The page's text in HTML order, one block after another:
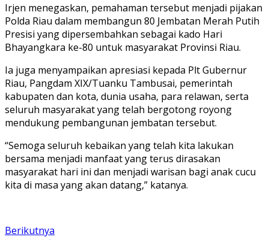
Irjen menegaskan, pemahaman tersebut menjadi pijakan
Polda Riau dalam membangun 80 Jembatan Merah Putih
Presisi yang dipersembahkan sebagai kado Hari
Bhayangkara ke-80 untuk masyarakat Provinsi Riau.
Ia juga menyampaikan apresiasi kepada Plt Gubernur
Riau, Pangdam XIX/Tuanku Tambusai, pemerintah
kabupaten dan kota, dunia usaha, para relawan, serta
seluruh masyarakat yang telah bergotong royong
mendukung pembangunan jembatan tersebut.
“Semoga seluruh kebaikan yang telah kita lakukan
bersama menjadi manfaat yang terus dirasakan
masyarakat hari ini dan menjadi warisan bagi anak cucu
kita di masa yang akan datang,” katanya.
Berikutnya